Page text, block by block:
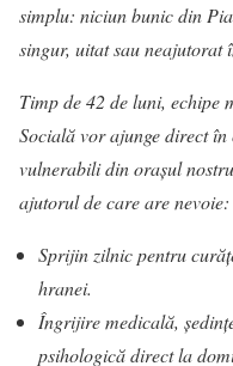
simplu: niciun bunic din
singur, uitat sau neajutorat
Timp de 42 de luni, echipe
Socială vor ajunge direct în
vulnerabili din orașul
ajutorul de care are nevoie:
Sprijin zilnic pentru
hranei.
Îngrijire medicală,
psihologică direct la